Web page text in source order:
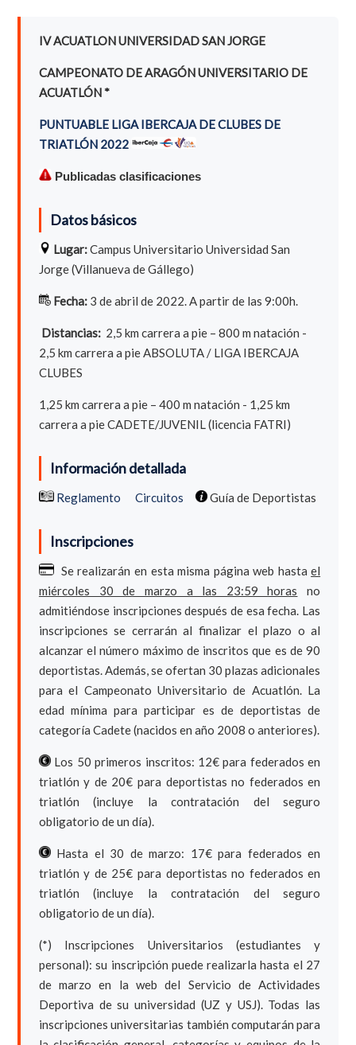
IV ACUATLON UNIVERSIDAD SAN JORGE
CAMPEONATO DE ARAGÓN UNIVERSITARIO DE
ACUATLÓN *
PUNTUABLE LIGA IBERCAJA DE CLUBES DE
TRIATLÓN 2022
Publicadas clasificaciones
Datos básicos
Lugar:Campus Universitario Universidad San
Jorge (Villanueva de Gállego)
Fecha: 3 de abril de 2022. A partir de las 9:00h.
Distancias: 2,5 km carrera a pie – 800 m natación -
2,5 km carrera a pie ABSOLUTA / LIGA IBERCAJA
CLUBES
1,25 km carrera a pie – 400 m natación - 1,25 km
carrera a pie CADETE/JUVENIL (licencia FATRI)
Información detallada
Reglamento Circuitos Guía de Deportistas
Inscripciones
Se realizarán en esta misma página web hastael
miércoles 30 de marzo a las 23:59 horas no
admitiéndose inscripciones después de esa fecha. Las
inscripciones se cerrarán al finalizar el plazo o al
alcanzar el número máximo de inscritos que es de 90
deportistas. Además, se ofertan 30 plazas adicionales
para el Campeonato Universitario de Acuatlón. La
edad mínima para participar es de deportistas de
categoría Cadete (nacidos en año 2008 o anteriores).
Los 50 primeros inscritos: 12€ para federados en
triatlón y de 20€ para deportistas no federados en
triatlón (incluye la contratación del seguro
obligatorio de un día).
Hasta el 30 de marzo: 17€ para federados en
triatlón y de 25€ para deportistas no federados en
triatlón (incluye la contratación del seguro
obligatorio de un día).
(*) Inscripciones Universitarios (estudiantes y
personal): su inscripción puede realizarla hasta el 27
de marzo en la web del Servicio de Actividades
Deportiva de su universidad (UZ y USJ). Todas las
inscripciones universitarias también computarán para